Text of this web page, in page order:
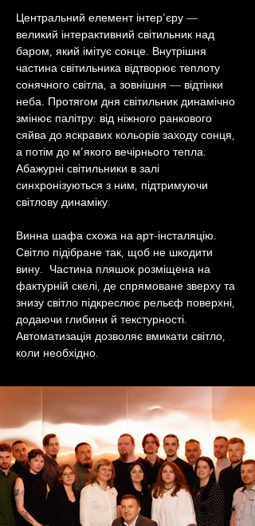
Центральний елемент інтер’єру —
великий інтерактивний світильник над
баром, який імітує сонце. Внутрішня
частина світильника відтворює теплоту
сонячного світла, а зовнішня — відтінки
неба. Протягом дня світильник динамічно
змінює палітру: від ніжного ранкового
сяйва до яскравих кольорів заходу сонця,
а потім до м’якого вечірнього тепла.
Абажурні світильники в залі
синхронізуються з ним, підтримуючи
світлову динаміку.
Винна шафа схожа на арт-інсталяцію.
Світло підібране так, щоб не шкодити
вину.  Частина пляшок розміщена на
фактурній скелі, де спрямоване зверху та
знизу світло підкреслює рельєф поверхні,
додаючи глибини й текстурності.
Автоматизація дозволяє вмикати світло,
коли необхідно.